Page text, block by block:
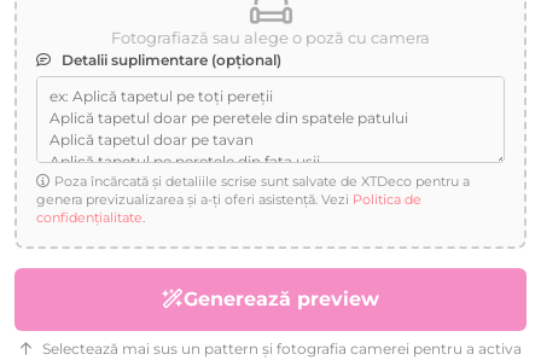
Fotografiază sau alege o poză cu camera
Detalii suplimentare (opțional)
Poza încărcată și detaliile scrise sunt salvate de XTDeco pentru a
genera previzualizarea și a-ți oferi asistență. Vezi Politica de
confidențialitate.
Generează preview
Selectează mai sus un pattern și fotografia camerei pentru a activa